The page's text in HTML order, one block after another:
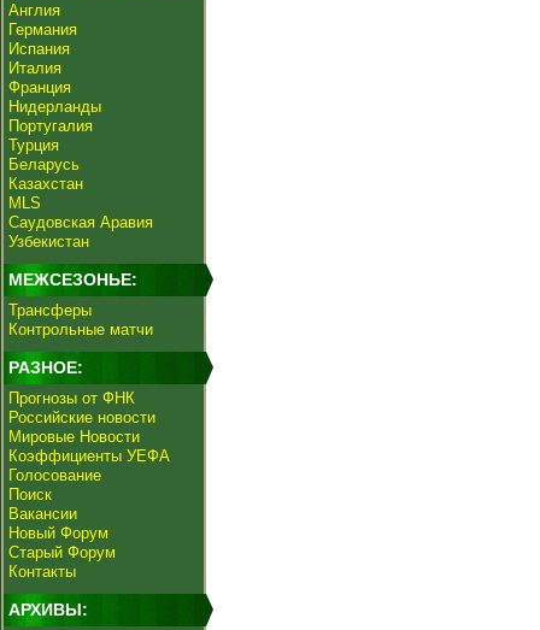
Англия
Германия
Испания
Италия
Франция
Нидерланды
Португалия
Турция
Беларусь
Казахстан
MLS
Саудовская Аравия
Узбекистан
МЕЖСЕЗОНЬЕ:
Трансферы
Контрольные матчи
РАЗНОЕ:
Прогнозы от ФНК
Российские новости
Мировые Новости
Коэффициенты УЕФА
Голосование
Поиск
Вакансии
Новый Форум
Старый Форум
Контакты
АРХИВЫ: